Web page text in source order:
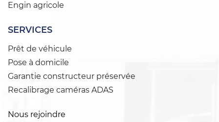
Engin agricole
SERVICES
Prêt de véhicule
Pose à domicile
Garantie constructeur préservée
Recalibrage caméras ADAS
Nous rejoindre